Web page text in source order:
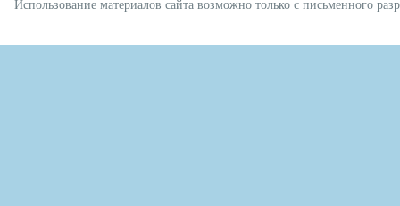
Использование материалов сайта возможно только с письменного